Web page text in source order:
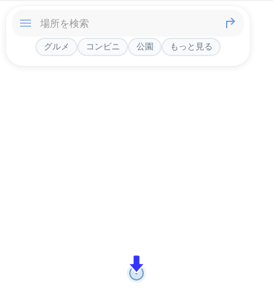
グルメ コンビニ 公園 もっと見る